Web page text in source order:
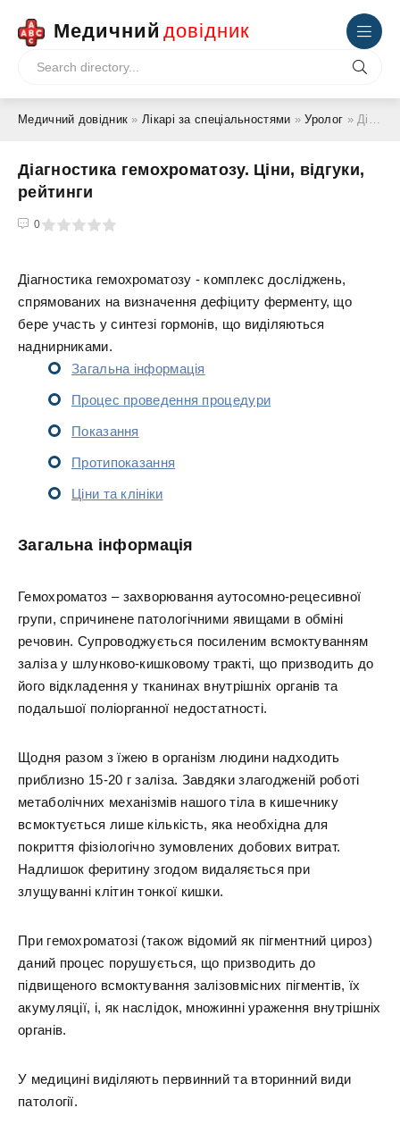
Медичний довідник
Медичний довідник »Лікарі за спеціальностями »Уролог » Діагностика гемохроматозу. Ціни, відгуки, рейтинги
Діагностика гемохроматозу. Ціни, відгуки,
рейтинги
0
5
Діагностика гемохроматозу - комплекс досліджень,
спрямованих на визначення дефіциту ферменту, що
бере участь у синтезі гормонів, що виділяються
наднирниками.
Загальна інформація
Процес проведення процедури
Показання
Протипоказання
Ціни та клініки
Загальна інформація
Гемохроматоз – захворювання аутосомно-рецесивної
групи, спричинене патологічними явищами в обміні
речовин. Супроводжується посиленим всмоктуванням
заліза у шлунково-кишковому тракті, що призводить до
його відкладення у тканинах внутрішніх органів та
подальшої поліорганної недостатності.
Щодня разом з їжею в організм людини надходить
приблизно 15-20 г заліза. Завдяки злагодженій роботі
метаболічних механізмів нашого тіла в кишечнику
всмоктується лише кількість, яка необхідна для
покриття фізіологічно зумовлених добових витрат.
Надлишок феритину згодом видаляється при
злущуванні клітин тонкої кишки.
При гемохроматозі (також відомий як пігментний цироз)
даний процес порушується, що призводить до
підвищеного всмоктування залізовмісних пігментів, їх
акумуляції, і, як наслідок, множинні ураження внутрішніх
органів.
У медицині виділяють первинний та вторинний види
патології.